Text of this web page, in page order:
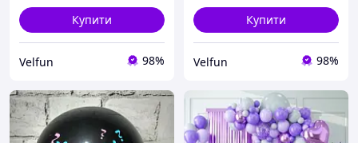
Купити
Velfun 98%
Купити
Velfun 98%